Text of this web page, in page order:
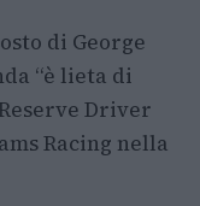
di George
“è lieta di
Driver
Racing nella